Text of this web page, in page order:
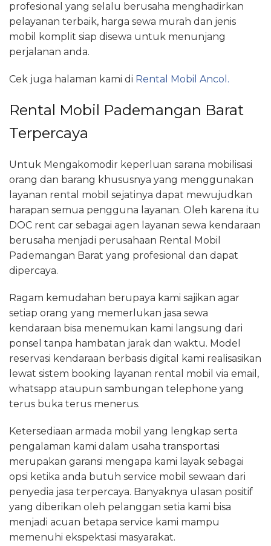
profesional yang selalu berusaha menghadirkan
pelayanan terbaik, harga sewa murah dan jenis
mobil komplit siap disewa untuk menunjang
perjalanan anda.
Cek juga halaman kami di Rental Mobil Ancol.
Rental Mobil Pademangan Barat
Terpercaya
Untuk Mengakomodir keperluan sarana mobilisasi
orang dan barang khususnya yang menggunakan
layanan rental mobil sejatinya dapat mewujudkan
harapan semua pengguna layanan. Oleh karena itu
DOC rent car sebagai agen layanan sewa kendaraan
berusaha menjadi perusahaan Rental Mobil
Pademangan Barat yang profesional dan dapat
dipercaya.
Ragam kemudahan berupaya kami sajikan agar
setiap orang yang memerlukan jasa sewa
kendaraan bisa menemukan kami langsung dari
ponsel tanpa hambatan jarak dan waktu. Model
reservasi kendaraan berbasis digital kami realisasikan
lewat sistem booking layanan rental mobil via email,
whatsapp ataupun sambungan telephone yang
terus buka terus menerus.
Ketersediaan armada mobil yang lengkap serta
pengalaman kami dalam usaha transportasi
merupakan garansi mengapa kami layak sebagai
opsi ketika anda butuh service mobil sewaan dari
penyedia jasa terpercaya. Banyaknya ulasan positif
yang diberikan oleh pelanggan setia kami bisa
menjadi acuan betapa service kami mampu
memenuhi ekspektasi masyarakat.